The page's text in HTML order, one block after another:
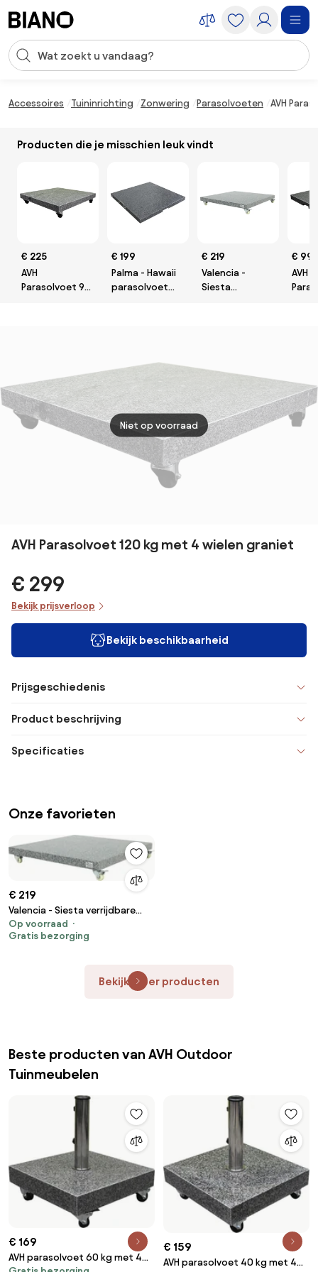
Zoekopdracht invoeren
Accessoires Tuininrichting Zonwering Parasolvoeten AVH
Producten die je misschien leuk vindt
€ 225
AVH
Parasolvoet 90
€ 199
Palma - Hawaii
parasolvoet
€ 219
Valencia -
Siesta
€ 99
AVH
Niet op voorraad
AVH Parasolvoet 120 kg met 4 wielen graniet
€ 299
Bekijk prijsverloop
Bekijk beschikbaarheid
Prijsgeschiedenis
Product beschrijving
Specificaties
Onze favorieten
€ 219
Valencia - Siesta verrijdbare
parasolvoet 90 kg.
Op voorraad
Gratis bezorging
Bekijk meer producten
Beste producten van AVH Outdoor
Tuinmeubelen
€ 169
AVH parasolvoet 60 kg met 4
€ 159
AVH parasolvoet 40 kg met 4